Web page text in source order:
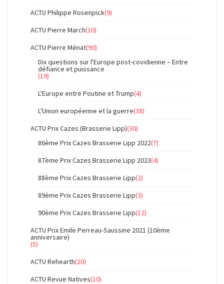
ACTU Philippe Rosenpick(9)
ACTU Pierre March(10)
ACTU Pierre Ménat(90)
Dix questions sur l'Europe post-covidienne – Entre
défiance et puissance
(19)
L'Europe entre Poutine et Trump(4)
L'Union européenne et la guerre(38)
ACTU Prix Cazes (Brasserie Lipp)(30)
86ème Prix Cazes Brasserie Lipp 2022(7)
87ème Prix Cazes Brasserie Lipp 2023(4)
88ème Prix Cazes Brasserie Lipp(2)
89ème Prix Cazes Brasserie Lipp(3)
90ème Prix Cazes Brasserie Lipp(12)
ACTU Prix Emile Perreau-Saussine 2021 (10ème
anniversaire)
(5)
ACTU Rehearth(20)
ACTU Revue Natives(10)